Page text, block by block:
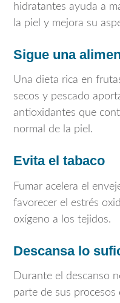
hidratantes ayuda a
la piel y mejora su
Sigue una
Una dieta rica en
secos y pescado
antioxidantes que
normal de la piel.
Evita el tabaco
Fumar acelera el
favorecer el estrés
oxígeno a los tejidos.
Descansa lo
Durante el descanso
parte de sus